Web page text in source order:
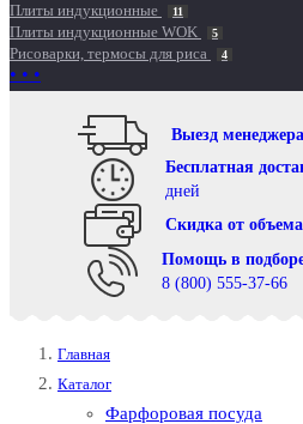
Плиты индукционные 11
Плиты индукционные WOK 5
Рисоварки, термосы для риса 4
• • •
Выезд менеджера
Бесплатная
дней
Cкидка от объема
Помощь в
8 (800) 555-37-66
Главная
Каталог
Фарфоровая посуда